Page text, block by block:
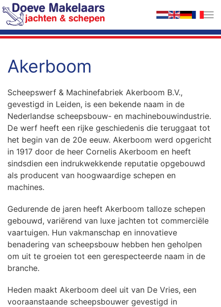
Terug naar hoofdinhoud
Akerboom
Scheepswerf & Machinefabriek Akerboom B.V.,
gevestigd in Leiden, is een bekende naam in de
Nederlandse scheepsbouw- en machinebouwindustrie.
De werf heeft een rijke geschiedenis die teruggaat tot
het begin van de 20e eeuw. Akerboom werd opgericht
in 1917 door de heer Cornelis Akerboom en heeft
sindsdien een indrukwekkende reputatie opgebouwd
als producent van hoogwaardige schepen en
machines.
Gedurende de jaren heeft Akerboom talloze schepen
gebouwd, variërend van luxe jachten tot commerciële
vaartuigen. Hun vakmanschap en innovatieve
benadering van scheepsbouw hebben hen geholpen
om uit te groeien tot een gerespecteerde naam in de
branche.
Heden maakt Akerboom deel uit van De Vries, een
vooraanstaande scheepsbouwer gevestigd in